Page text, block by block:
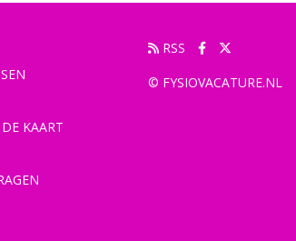
KAART
RSS
© FYSIOVACATURE.NL